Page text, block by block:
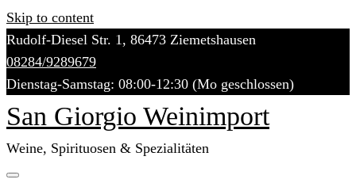
Skip to content
Rudolf-Diesel Str. 1, 86473 Ziemetshausen
08284/9289679
Dienstag-Samstag: 08:00-12:30 (Mo geschlossen)
San Giorgio Weinimport
Weine, Spirituosen & Spezialitäten